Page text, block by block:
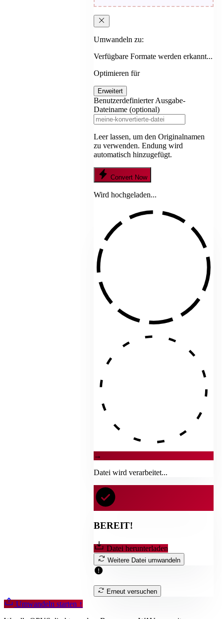
Umwandeln zu:
Verfügbare Formate werden erkannt...
Optimieren für
Erweitert
Benutzerdefinierter Ausgabe-
Dateiname (optional)
Leer lassen, um den Originalnamen
zu verwenden. Endung wird
automatisch hinzugefügt.
Convert Now
Wird hochgeladen...
→
Datei wird verarbeitet...
BEREIT!
Datei herunterladen
Weitere Datei umwandeln
Erneut versuchen
Umwandeln starten ↑